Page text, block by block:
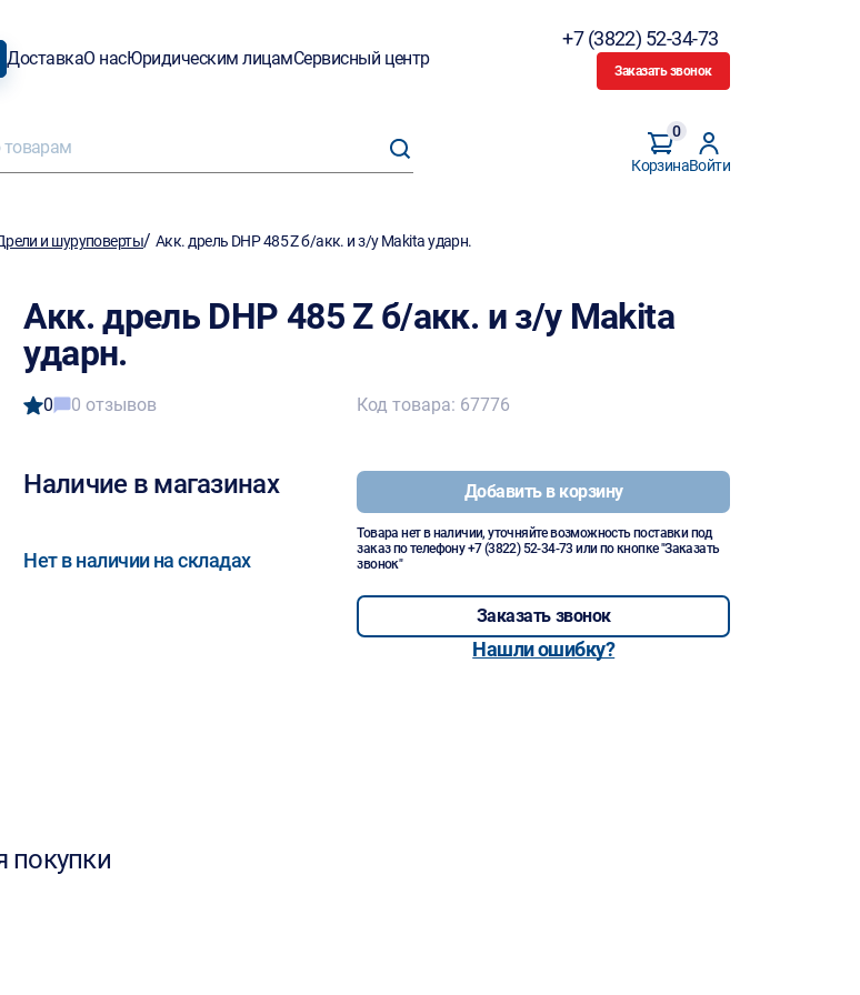
ДоставкаО насЮридическим лицамСервисный центр
+7 (3822) 52-34-73
Заказать звонок
Корзина
0
Войти
и шуруповерты/Акк. дрель DHP 485 Z б/акк. и з/у Makita ударн.
Акк. дрель DHP 485 Z б/акк. и з/у Makita
ударн.
0 0 отзывов
Наличие в магазинах
Нет в наличии на складах
Код товара: 67776
Добавить в корзину
Товара нет в наличии, уточняйте возможность поставки под
заказ по телефону+7 (3822) 52-34-73 или по кнопке "Заказать
звонок"
Заказать звонок
Нашли ошибку?
покупки